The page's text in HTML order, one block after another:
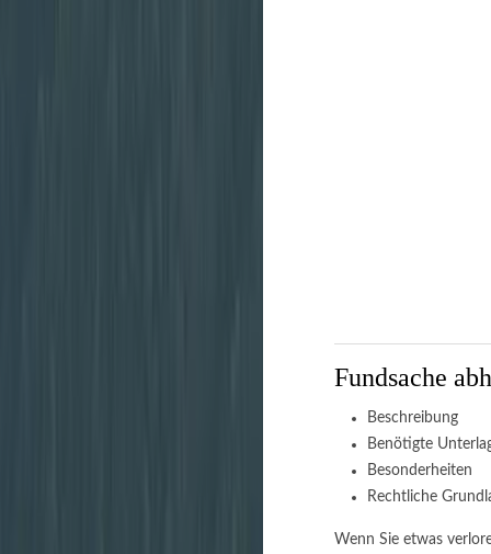
Fundsache
Beschreibung
Benötigte
Besonderheiten
Rechtliche
Wenn Sie etwas